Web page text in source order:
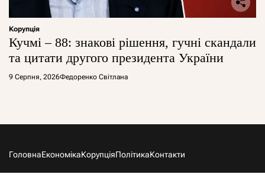
Корупція
Кучмі – 88: знакові рішення, гучні скандали
та цитати другого президента України
9 Серпня, 2026Федоренко Світлана
ГоловнаЕкономікаКорупціяПолітикаКонтакти